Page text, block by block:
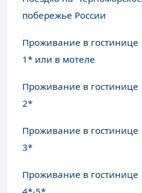
побережье России
Проживание в гостинице
1* или в мотеле
Проживание в гостинице
2*
Проживание в гостинице
3*
Проживание в гостинице